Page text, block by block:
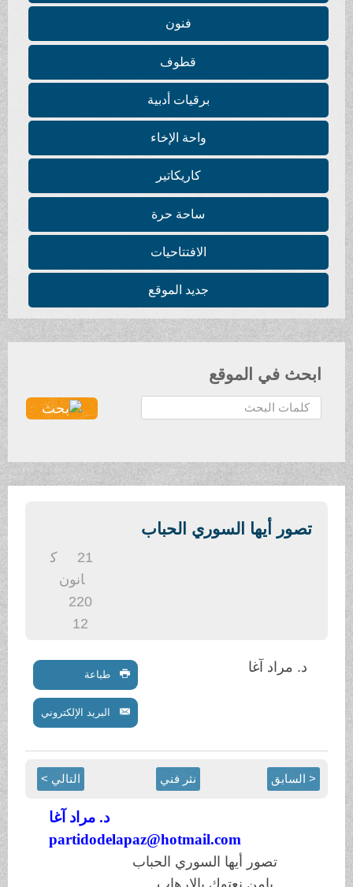
فنون
قطوف
برقيات أدبية
واحة الإخاء
كاريكاتير
ساحة حرة
الافتتاحيات
جديد الموقع
ابحث في الموقع
ح
ث
تصور أيها السوري الحباب
انون
220
د. مراد آغا طباعة
البريد الإلكتروني
< السابق نثر فني التالي >
د. مراد آغا
partidodelapaz@hotmail.com
تصور أيها السوري الحباب
يامن نعتوك بالارهاب